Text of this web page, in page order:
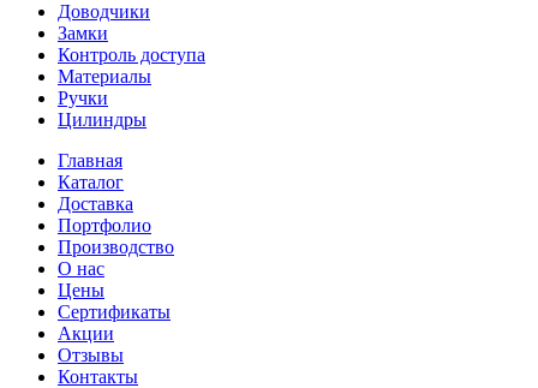
Доводчики
Замки
Контроль доступа
Материалы
Ручки
Цилиндры
Главная
Каталог
Доставка
Портфолио
Производство
О нас
Цены
Сертификаты
Акции
Отзывы
Контакты